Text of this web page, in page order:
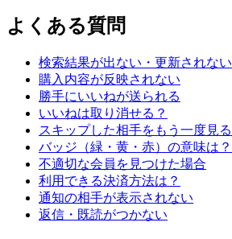
よくある質問
検索結果が出ない・更新されない
購入内容が反映されない
勝手にいいねが送られる
いいねは取り消せる？
スキップした相手をもう一度見る
バッジ（緑・黄・赤）の意味は？
不適切な会員を見つけた場合
利用できる決済方法は？
通知の相手が表示されない
返信・既読がつかない